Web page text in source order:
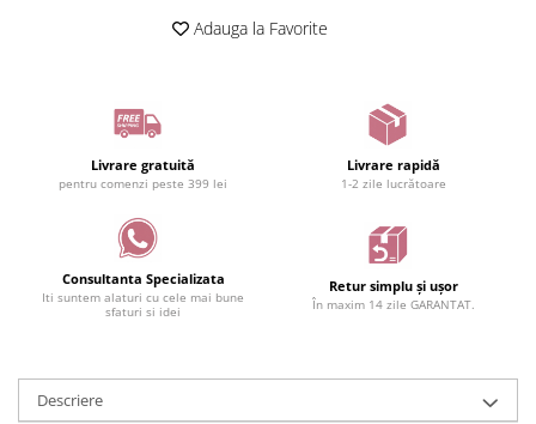
Adauga la Favorite
Livrare gratuită
pentru comenzi peste 399 lei
Livrare rapidă
1-2 zile lucrătoare
Consultanta Specializata
Iti suntem alaturi cu cele mai bune
sfaturi si idei
Retur simplu și ușor
În maxim 14 zile GARANTAT.
Descriere